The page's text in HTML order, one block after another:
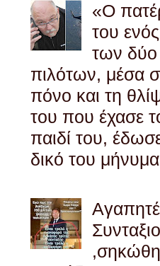
«Ο
του
των δύο
πιλότων, μέσα
πόνο και τη
του που έχασε
παιδί του,
δικό του μήνυμα
Αγαπητέ